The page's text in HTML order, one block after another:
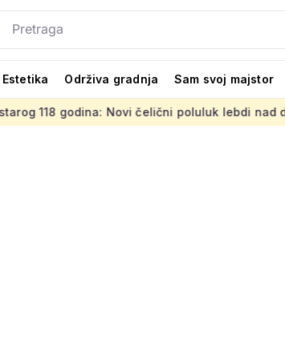
Estetika Održiva gradnja Sam svoj majstor
čelični poluluk lebdi nad dramatičnim klancem